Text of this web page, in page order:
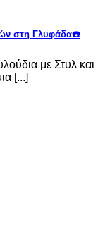
στη Γλυφάδα☎️
με Στυλ και
[...]